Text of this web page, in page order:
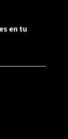
en tu